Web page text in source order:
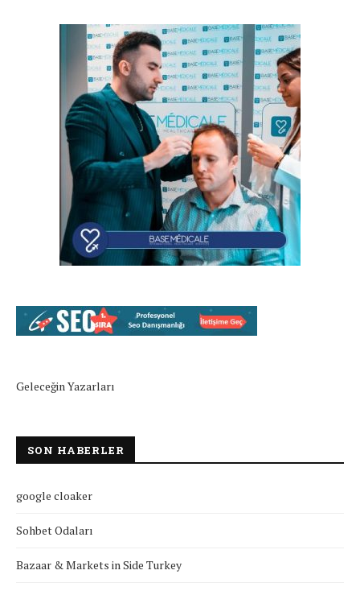
Geleceğin Yazarları
SON HABERLER
google cloaker
Sohbet Odaları
Bazaar & Markets in Side Turkey